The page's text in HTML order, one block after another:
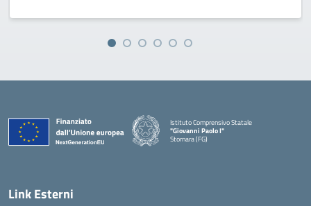
Istituto Comprensivo Statale
"Giovanni Paolo I"
Stornara (FG)
Link Esterni